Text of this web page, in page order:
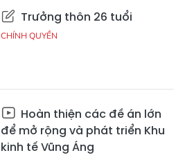
Trưởng thôn 26 tuổi
CHÍNH QUYỀN
Hoàn thiện các đề án lớn
để mở rộng và phát triển Khu
kinh tế Vũng Áng